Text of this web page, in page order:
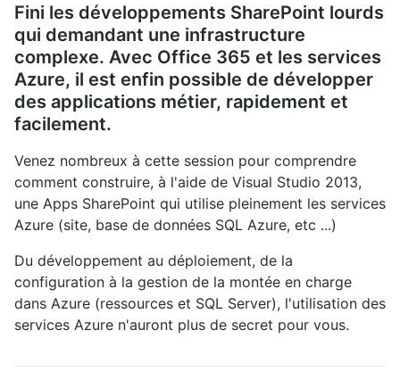
Fini les développements SharePoint lourds
qui demandant une infrastructure
complexe. Avec Office 365 et les services
Azure, il est enfin possible de développer
des applications métier, rapidement et
facilement.
Venez nombreux à cette session pour comprendre
comment construire, à l'aide de Visual Studio 2013,
une Apps SharePoint qui utilise pleinement les services
Azure (site, base de données SQL Azure, etc ...)
Du développement au déploiement, de la
configuration à la gestion de la montée en charge
dans Azure (ressources et SQL Server), l'utilisation des
services Azure n'auront plus de secret pour vous.